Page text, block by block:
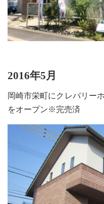
2016年5月
岡崎市栄町にクレバリー
をオープン※完売済